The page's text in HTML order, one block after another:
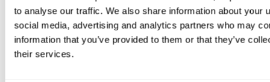
to analyse our traffic. We also share information about your
social media, advertising and analytics partners who may
information that you’ve provided to them or that they’ve
their services.